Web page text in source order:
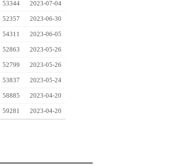
53344 2023-07-04
52357 2023-06-30
54311 2023-06-05
52863 2023-05-26
52799 2023-05-26
53837 2023-05-24
58885 2023-04-20
59281 2023-04-20